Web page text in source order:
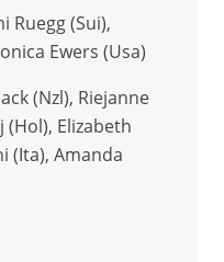
Ruegg (Sui),
Ewers (Usa)
(Nzl), Riejanne
Elizabeth
(Ita), Amanda